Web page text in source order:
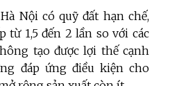
Nội có quỹ đất hạn chế,
từ 1,5 đến 2 lần so với các
tạo được lợi thế cạnh
đáp ứng điều kiện cho